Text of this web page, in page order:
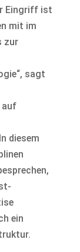
Eingriff ist
mit im
zur
sagt
auf
diesem
ein